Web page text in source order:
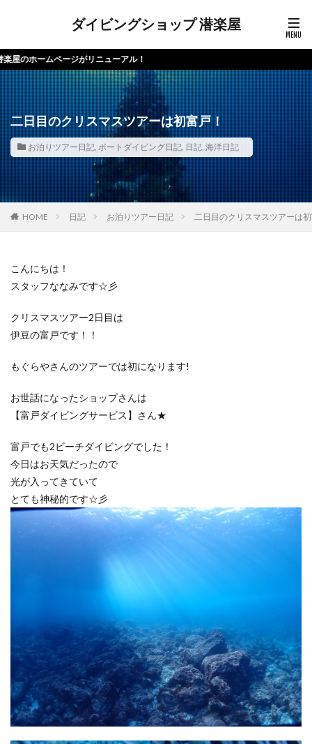
ダイビングショップ 潜楽屋
ージがリニューアル！
二日目のクリスマスツアーは初富戸！
お泊りツアー日記, ボートダイビング日記, 日記, 海洋日記
HOME 日記 お泊りツアー日記 二日目のクリスマスツアーは
こんにちは！
スタッフななみです☆彡
クリスマスツアー2日目は
伊豆の富戸です！！
もぐらやさんのツアーでは初になります!
お世話になったショップさんは
【富戸ダイビングサービス】さん★
富戸でも2ビーチダイビングでした！
今日はお天気だったので
光が入ってきていて
とても神秘的です☆彡